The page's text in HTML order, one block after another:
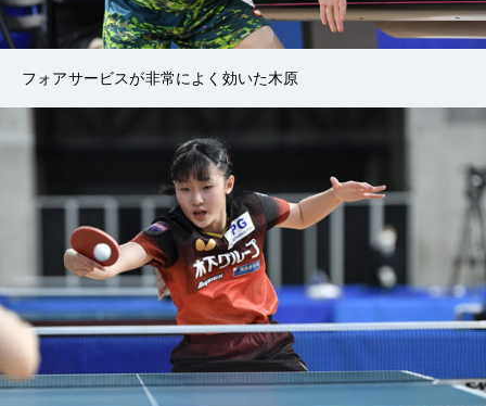
フォアサービスが非常によく効いた木原